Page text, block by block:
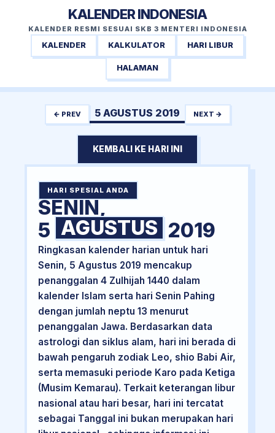
KALENDER INDONESIA
KALENDER RESMI SESUAI SKB 3 MENTERI INDONESIA
KALENDER KALKULATOR HARI LIBUR
HALAMAN
← PREV 5 AGUSTUS 2019 NEXT →
KEMBALI KE HARI INI
HARI SPESIAL ANDA
SENIN,
5 AGUSTUS 2019
Ringkasan kalender harian untuk hari
Senin, 5 Agustus 2019 mencakup
penanggalan 4 Zulhijah 1440 dalam
kalender Islam serta hari Senin Pahing
dengan jumlah neptu 13 menurut
penanggalan Jawa. Berdasarkan data
astrologi dan siklus alam, hari ini berada di
bawah pengaruh zodiak Leo, shio Babi Air,
serta memasuki periode Karo pada Ketiga
(Musim Kemarau). Terkait keterangan libur
nasional atau hari besar, hari ini tercatat
sebagai Tanggal ini bukan merupakan hari